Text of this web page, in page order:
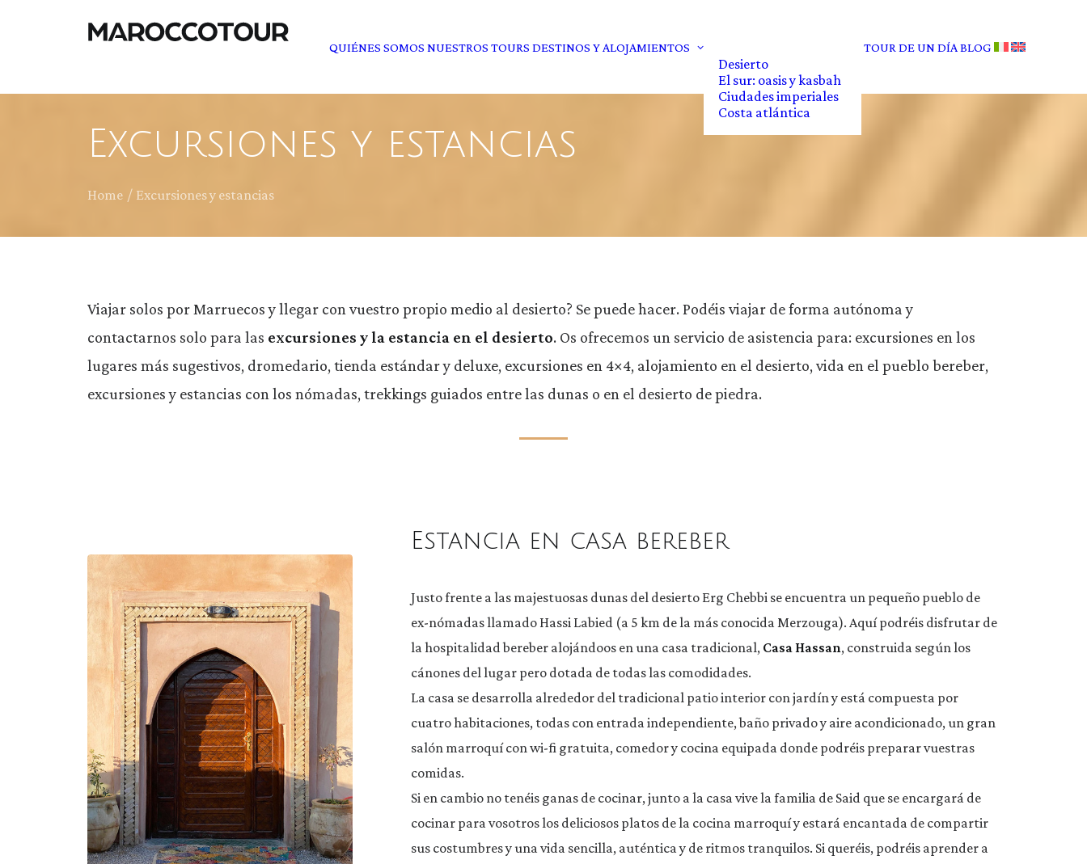
QUIÉNES SOMOS NUESTROS TOURS DESTINOS Y ALOJAMIENTOS
Desierto
El sur: oasis y kasbah
Ciudades imperiales
Costa atlántica
TOUR DE UN DÍA BLOG
Excursiones y estancias
Home Excursiones y estancias
Viajar solos por Marruecos y llegar con vuestro propio medio al desierto? Se puede hacer. Podéis viajar de forma autónoma y
contactarnos solo para las excursiones y la estancia en el desierto. Os ofrecemos un servicio de asistencia para: excursiones en los
lugares más sugestivos, dromedario, tienda estándar y deluxe, excursiones en 4×4, alojamiento en el desierto, vida en el pueblo bereber,
excursiones y estancias con los nómadas, trekkings guiados entre las dunas o en el desierto de piedra.
Estancia en casa bereber
Justo frente a las majestuosas dunas del desierto Erg Chebbi se encuentra un pequeño pueblo de
ex-nómadas llamado Hassi Labied (a 5 km de la más conocida Merzouga). Aquí podréis disfrutar de
la hospitalidad bereber alojándoos en una casa tradicional, Casa Hassan, construida según los
cánones del lugar pero dotada de todas las comodidades.
La casa se desarrolla alrededor del tradicional patio interior con jardín y está compuesta por
cuatro habitaciones, todas con entrada independiente, baño privado y aire acondicionado, un gran
salón marroquí con wi-fi gratuita, comedor y cocina equipada donde podréis preparar vuestras
comidas.
Si en cambio no tenéis ganas de cocinar, junto a la casa vive la familia de Said que se encargará de
cocinar para vosotros los deliciosos platos de la cocina marroquí y estará encantada de compartir
sus costumbres y una vida sencilla, auténtica y de ritmos tranquilos. Si queréis, podréis aprender a